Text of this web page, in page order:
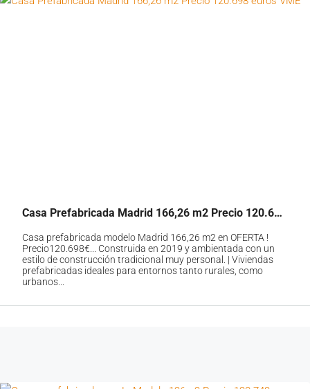
Casa Prefabricada Madrid 166,26 m2 Precio 120.698 euros VME
Casa prefabricada modelo Madrid 166,26 m2 en OFERTA !
Precio120.698€... Construida en 2019 y ambientada con un
estilo de construcción tradicional muy personal. | Viviendas
prefabricadas ideales para entornos tanto rurales, como
urbanos...